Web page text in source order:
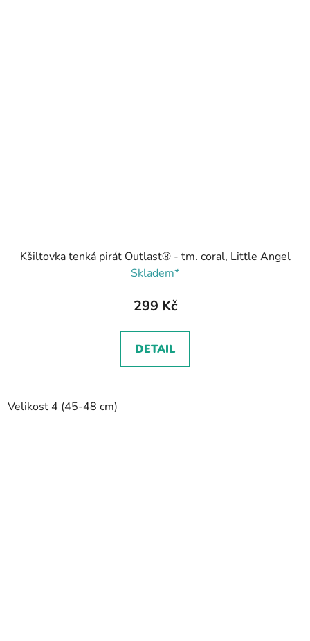
Kšiltovka tenká pirát Outlast® - tm. coral, Little Angel
Skladem*
299 Kč
DETAIL
Velikost 4 (45-48 cm)